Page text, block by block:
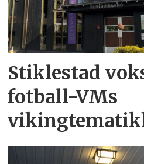
Stiklestad
fotball-VMs